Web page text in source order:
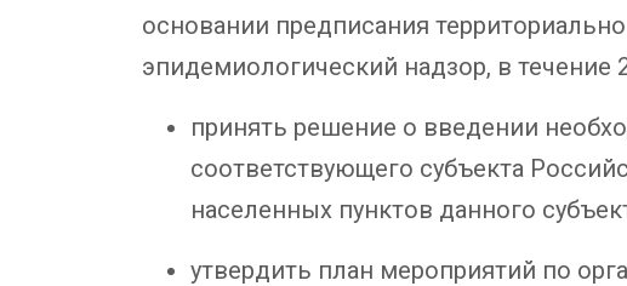
основании предписания
эпидемиологический надзор, в течение
принять решение о введении
соответствующего субъекта
населенных пунктов данного
утвердить план мероприятий по